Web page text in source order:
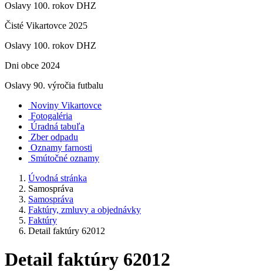
Oslavy 100. rokov DHZ
Čisté Vikartovce 2025
Oslavy 100. rokov DHZ
Dni obce 2024
Oslavy 90. výročia futbalu
Noviny Vikartovce
Fotogaléria
Úradná tabuľa
Zber odpadu
Oznamy farnosti
Smútočné oznamy
Úvodná stránka
Samospráva
Samospráva
Faktúry, zmluvy a objednávky
Faktúry
Detail faktúry 62012
Detail faktúry 62012